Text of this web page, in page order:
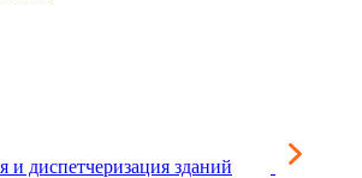
и диспетчеризация зданий